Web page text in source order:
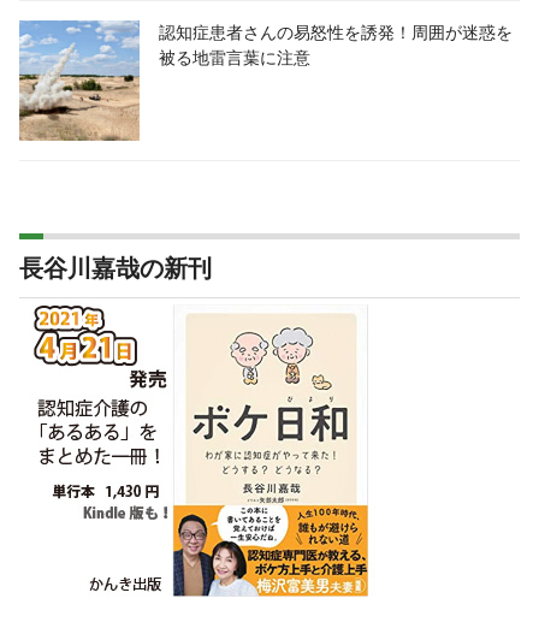
認知症患者さんの易怒性を誘発！周囲が迷惑を
被る地雷言葉に注意
長谷川嘉哉の新刊